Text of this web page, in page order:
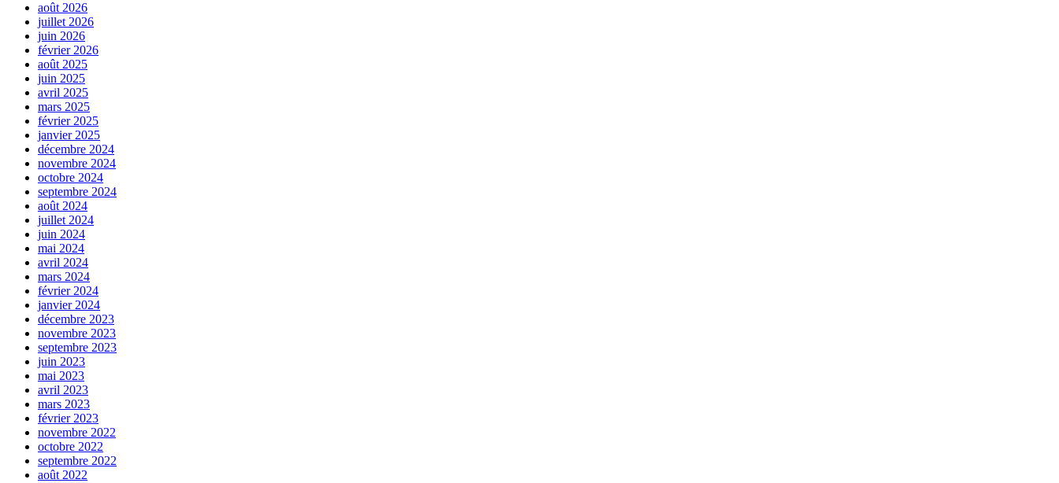
août 2026
juillet 2026
juin 2026
février 2026
août 2025
juin 2025
avril 2025
mars 2025
février 2025
janvier 2025
décembre 2024
novembre 2024
octobre 2024
septembre 2024
août 2024
juillet 2024
juin 2024
mai 2024
avril 2024
mars 2024
février 2024
janvier 2024
décembre 2023
novembre 2023
septembre 2023
juin 2023
mai 2023
avril 2023
mars 2023
février 2023
novembre 2022
octobre 2022
septembre 2022
août 2022